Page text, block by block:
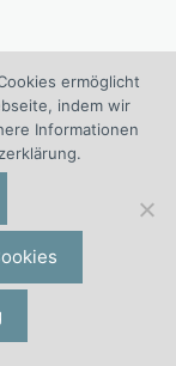
ermöglicht
indem wir
Informationen